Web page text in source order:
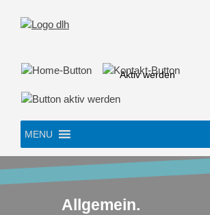
Aktiv werden
MENU
Allgemein.